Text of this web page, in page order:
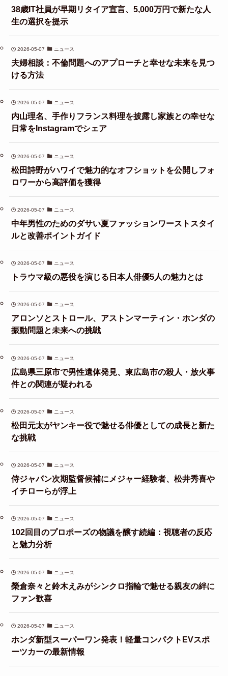
38歳IT社員が早期リタイア宣言、5,000万円で新たな人
生の選択を提示
2026-05-07 ニュース
夫婦相談：不倫問題へのアプローチと幸せな未来を見つ
ける方法
2026-05-07 ニュース
内山理名、手作りフランス料理を披露し家族との幸せな
日常をInstagramでシェア
2026-05-07 ニュース
松田詩野がハワイで魅力的なオフショットを公開しフォ
ロワーから高評価を獲得
2026-05-07 ニュース
中年男性のためのダサい夏ファッションワーストスタイ
ルと改善ポイントガイド
2026-05-07 ニュース
トラウマ級の悪役を演じる日本人俳優5人の魅力とは
2026-05-07 ニュース
アロンソとストロール、アストンマーティン・ホンダの
振動問題と未来への挑戦
2026-05-07 ニュース
広島県三原市で男性遺体発見、東広島市の殺人・放火事
件との関連が疑われる
2026-05-07 ニュース
松田元太がヤンキー役で魅せる俳優としての成長と新た
な挑戦
2026-05-07 ニュース
侍ジャパン次期監督候補にメジャー経験者、松井秀喜や
イチローらが浮上
2026-05-07 ニュース
102回目のプロポーズの物議を醸す続編：視聴者の反応
と魅力分析
2026-05-07 ニュース
榮倉奈々と鈴木えみがシンクロ指輪で魅せる親友の絆に
ファン歓喜
2026-05-07 ニュース
ホンダ新型スーパーワン発表！軽量コンパクトEVスポ
ーツカーの最新情報